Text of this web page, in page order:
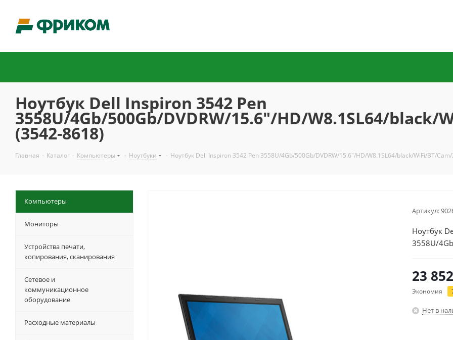
Ноутбук Dell Inspiron 3542 Pen
3558U/4Gb/500Gb/DVDRW/15.6"/HD/W8.1SL64/black/
(3542-8618)
Главная - Каталог - Компьютеры - Ноутбуки - Ноутбук Dell Inspiron 3542 Pen 3558U/4Gb/500Gb/DVDRW/15.6"/HD/W8.1SL64/black/WiFi/BT/
Артикул:
Ноутбук
3558U/
23 852
Экономия
Нет в
Компьютеры
Мониторы
Устройства печати,
копирования, сканирования
Сетевое и
коммуникационное
оборудование
Расходные материалы